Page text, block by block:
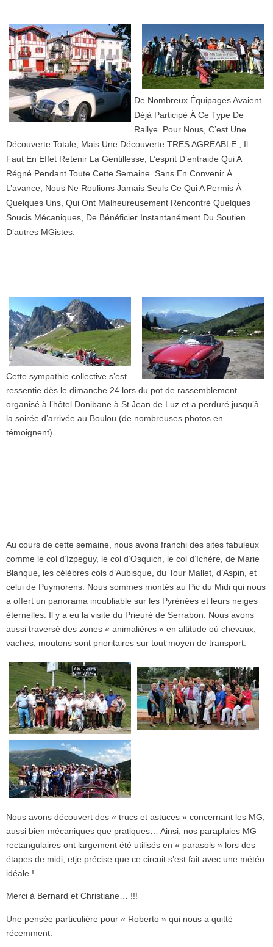
De Nombreux Équipages Avaient
Déjà Participé À Ce Type De
Rallye. Pour Nous, C’est Une
Découverte Totale, Mais Une Découverte TRES AGREABLE ; Il
Faut En Effet Retenir La Gentillesse, L’esprit D’entraide Qui A
Régné Pendant Toute Cette Semaine. Sans En Convenir À
L’avance, Nous Ne Roulions Jamais Seuls Ce Qui A Permis À
Quelques Uns, Qui Ont Malheureusement Rencontré Quelques
Soucis Mécaniques, De Bénéficier Instantanément Du Soutien
D’autres MGistes.
Cette sympathie collective s’est
ressentie dès le dimanche 24 lors du pot de rassemblement
organisé à l’hôtel Donibane à St Jean de Luz et a perduré jusqu’à
la soirée d’arrivée au Boulou (de nombreuses photos en
témoignent).
Au cours de cette semaine, nous avons franchi des sites fabuleux
comme le col d’Izpeguy, le col d’Osquich, le col d’Ichère, de Marie
Blanque, les célèbres cols d’Aubisque, du Tour Mallet, d’Aspin, et
celui de Puymorens. Nous sommes montés au Pic du Midi qui nous
a offert un panorama inoubliable sur les Pyrénées et leurs neiges
éternelles. Il y a eu la visite du Prieuré de Serrabon. Nous avons
aussi traversé des zones « animalières » en altitude où chevaux,
vaches, moutons sont prioritaires sur tout moyen de transport.
Nous avons découvert des « trucs et astuces » concernant les MG,
aussi bien mécaniques que pratiques… Ainsi, nos parapluies MG
rectangulaires ont largement été utilisés en « parasols » lors des
étapes de midi, etje précise que ce circuit s’est fait avec une météo
idéale !
Merci à Bernard et Christiane… !!!
Une pensée particulière pour « Roberto » qui nous a quitté
récemment.